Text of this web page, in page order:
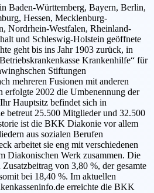
Baden-Württemberg, Bayern, Berlin,
Hessen, Mecklenburg-
Nordrhein-Westfalen, Rheinland-
und Schleswig-Holstein geöffnete
geht bis ins Jahr 1903 zurück, in
Krankenhilfe“ für
Stiftungen
mehreren Fusionen mit anderen
erfolgte 2002 die Umbenennung der
Hauptsitz befindet sich in
25.500 Mitglieder und 32.500
ist die BKK Diakonie vor allem
aus sozialen Berufen
arbeitet sie eng mit verschiedenen
Diakonischen Werk zusammen. Die
von 3,80 %, der gesamte
bei 18,40 %. Im aktuellen
erreichte die BKK